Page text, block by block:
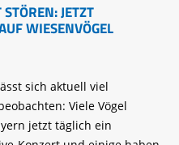
JETZT
WIESENVÖGEL
sich aktuell viel
Viele Vögel
jetzt täglich ein